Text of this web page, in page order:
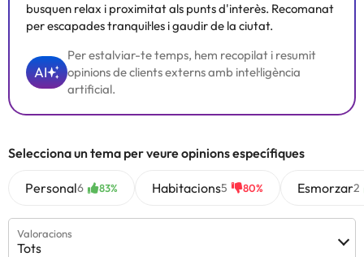
busquen relax i proximitat als punts d'interès. Recomanat
per escapades tranquil·les i gaudir de la ciutat.
AI
Per estalviar-te temps, hem recopilat i resumit
opinions de clients externs amb intel·ligència
artificial.
Selecciona un tema per veure opinions específiques
Personal6 83% Habitacions5 80% Esmorzar2
Valoracions
Tots